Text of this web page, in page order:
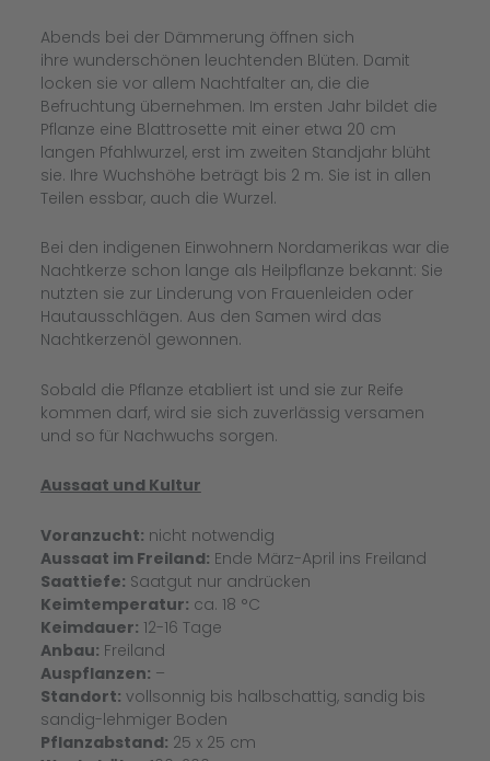
Abends bei der Dämmerung öffnen sich
ihre wunderschönen leuchtenden Blüten. Damit
locken sie vor allem Nachtfalter an, die die
Befruchtung übernehmen. Im ersten Jahr bildet die
Pflanze eine Blattrosette mit einer etwa 20 cm
langen Pfahlwurzel, erst im zweiten Standjahr blüht
sie. Ihre Wuchshöhe beträgt bis 2 m. Sie ist in allen
Teilen essbar, auch die Wurzel.
Bei den indigenen Einwohnern Nordamerikas war die
Nachtkerze schon lange als Heilpflanze bekannt: Sie
nutzten sie zur Linderung von Frauenleiden oder
Hautausschlägen. Aus den Samen wird das
Nachtkerzenöl gewonnen.
Sobald die Pflanze etabliert ist und sie zur Reife
kommen darf, wird sie sich zuverlässig versamen
und so für Nachwuchs sorgen.
Aussaat und Kultur
Voranzucht: nicht notwendig
Aussaat im Freiland: Ende März-April ins Freiland
Saattiefe: Saatgut nur andrücken
Keimtemperatur: ca. 18 °C
Keimdauer: 12-16 Tage
Anbau: Freiland
Auspflanzen: –
Standort: vollsonnig bis halbschattig, sandig bis
sandig-lehmiger Boden
Pflanzabstand: 25 x 25 cm